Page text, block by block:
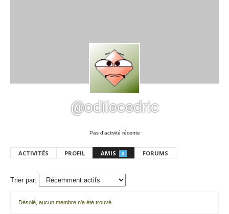
@odilecedric
Pas d’activité récente
ACTIVITÉS PROFIL AMIS 0 FORUMS
Trier par:
Désolé, aucun membre n'a été trouvé.